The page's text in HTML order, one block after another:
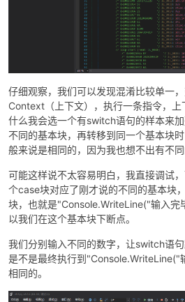
jie.
仔细观察，我们可以发现混淆比较单一
Context（上下文），执行一条指令，上
什么我会选一个有switch语句的样本来
不同的基本块，再转移到同一个基本块
般来说是相同的，因为我也想不出有不同
可能这样说不太容易明白，我直接调试
个case块对应了刚才说的不同的基本块
块，也就是"Console.WriteLine("输入完
以我们在这个基本块下断点。
我们分别输入不同的数字，让switch语
是不是最终执行到"Console.WriteLine("
相同的。